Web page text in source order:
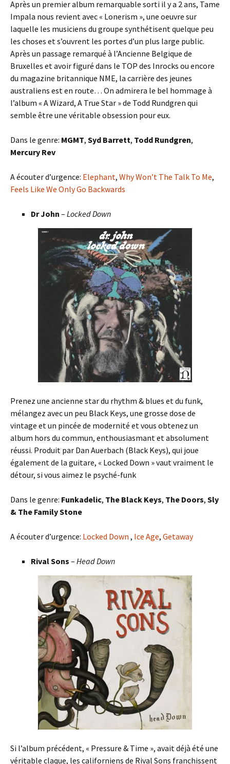
Après un premier album remarquable sorti il y a 2 ans, Tame
Impala nous revient avec « Lonerism », une oeuvre sur
laquelle les musiciens du groupe synthétisent quelque peu
les choses et s’ouvrent les portes d’un plus large public.
Après un passage remarqué à l’Ancienne Belgique de
Bruxelles et avoir figuré dans le TOP des Inrocks ou encore
du magazine britannique NME, la carrière des jeunes
australiens est en route… On admirera le bel hommage à
l’album « A Wizard, A True Star » de Todd Rundgren qui
semble être une véritable obsession pour eux.
Dans le genre: MGMT, Syd Barrett, Todd Rundgren,
Mercury Rev
A écouter d’urgence: Elephant, Why Won’t The Talk To Me,
Feels Like We Only Go Backwards
Dr John – Locked Down
Prenez une ancienne star du rhythm & blues et du funk,
mélangez avec un peu Black Keys, une grosse dose de
vintage et un pincée de modernité et vous obtenez un
album hors du commun, enthousiasmant et absolument
réussi. Produit par Dan Auerbach (Black Keys), qui joue
également de la guitare, « Locked Down » vaut vraiment le
détour, si vous aimez le psyché-funk
Dans le genre: Funkadelic, The Black Keys, The Doors, Sly
& The Family Stone
A écouter d’urgence: Locked Down , Ice Age, Getaway
Rival Sons – Head Down
Si l’album précédent, « Pressure & Time », avait déjà été une
véritable claque, les californiens de Rival Sons franchissent